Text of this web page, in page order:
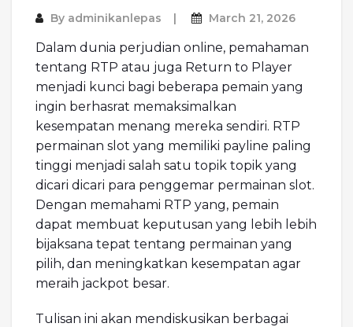
By adminikanlepas March 21, 2026
Dalam dunia perjudian online, pemahaman
tentang RTP atau juga Return to Player
menjadi kunci bagi beberapa pemain yang
ingin berhasrat memaksimalkan
kesempatan menang mereka sendiri. RTP
permainan slot yang memiliki payline paling
tinggi menjadi salah satu topik topik yang
dicari dicari para penggemar permainan slot.
Dengan memahami RTP yang, pemain
dapat membuat keputusan yang lebih lebih
bijaksana tepat tentang permainan yang
pilih, dan meningkatkan kesempatan agar
meraih jackpot besar.
Tulisan ini akan mendiskusikan berbagai